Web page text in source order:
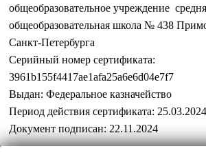
общеобразовательное учреждение
общеобразовательная школа № 438
Санкт-Петербурга
Серийный номер сертификата:
3961b155f4417ae1afa25a6e6d04e7f7
Выдан: Федеральное казначейство
Период действия сертификата:
Документ подписан: 22.11.2024